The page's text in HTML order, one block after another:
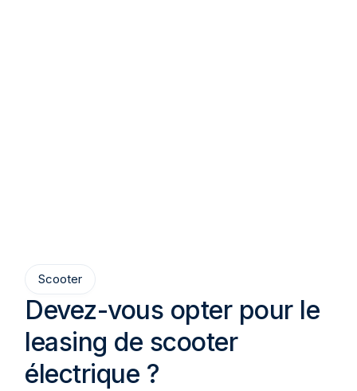
Scooter
Devez-vous opter pour le
leasing de scooter
électrique ?